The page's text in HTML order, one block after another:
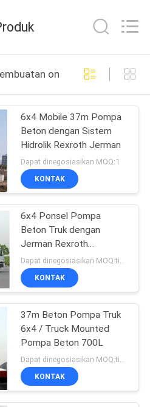
online
6x4 Mobile 37m Pompa
Beton dengan Sistem
Hidrolik Rexroth Jerman
Dapat dinegosiasikan MOQ:1
KONTAK
6x4 Ponsel Pompa
Beton Truk dengan
Jerman Rexroth
Hydraulic Sistem 37m
360HP
KONTAK
37m Beton Pompa Truk
6x4 / Truck Mounted
Pompa Beton 700L
KONTAK